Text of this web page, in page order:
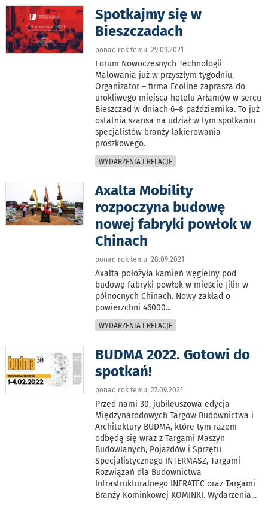
Spotkajmy się w
Bieszczadach
ponad rok temu 29.09.2021
Forum Nowoczesnych Technologii
Malowania już w przyszłym tygodniu.
Organizator – firma Ecoline zaprasza do
urokliwego miejsca hotelu Arłamów w sercu
Bieszczad w dniach 6–8 października. To już
ostatnia szansa na udział w tym spotkaniu
specjalistów branży lakierowania
proszkowego.
WYDARZENIA I RELACJE
Axalta Mobility
rozpoczyna budowę
nowej fabryki powłok w
Chinach
ponad rok temu 28.09.2021
Axalta położyła kamień węgielny pod
budowę fabryki powłok w mieście Jilin w
północnych Chinach. Nowy zakład o
powierzchni 46000...
WYDARZENIA I RELACJE
BUDMA 2022. Gotowi do
spotkań!
ponad rok temu 27.09.2021
Przed nami 30, jubileuszowa edycja
Międzynarodowych Targów Budownictwa i
Architektury BUDMA, które tym razem
odbędą się wraz z Targami Maszyn
Budowlanych, Pojazdów i Sprzętu
Specjalistycznego INTERMASZ, Targami
Rozwiązań dla Budownictwa
Infrastrukturalnego INFRATEC oraz Targami
Branży Kominkowej KOMINKI. Wydarzenia...